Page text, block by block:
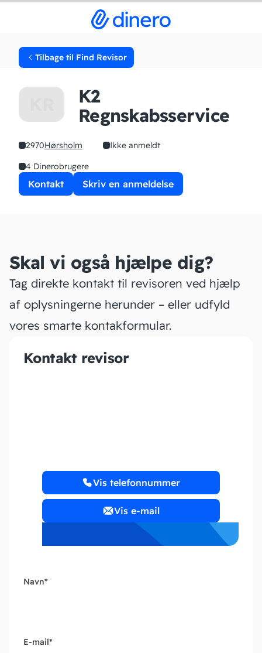
Tilbage til Find Revisor
K2
Regnskabsservice
2970Hørsholm
Ikke anmeldt
4 Dinerobrugere
Kontakt Skriv en anmeldelse
Skal vi også hjælpe dig?
Tag direkte kontakt til revisoren ved hjælp
af oplysningerne herunder – eller udfyld
vores smarte kontakformular.
Kontakt revisor
Vis telefonnummer
Vis e-mail
Navn*
E-mail*